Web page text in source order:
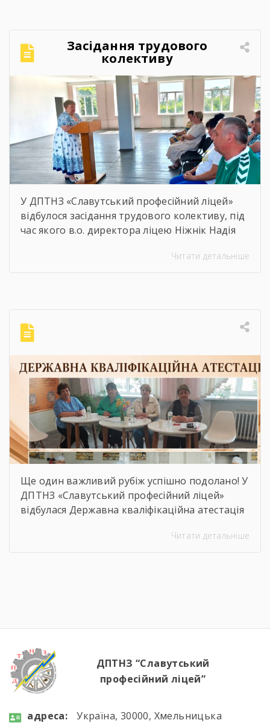
відволіктися від буденності […]
Засідання трудового
колективу
У ДПТНЗ «Славутський професійний ліцей»
відбулося засідання трудового колективу, під
час якого в.о. директора ліцею Ніжнік Надія
діяльність закладу за 2025/2026 навчальний
розвитку ліцею.Особливо приємною
частиною зустрічі стало відзначення
працівників ліцею грамотами та подяками
[…]
Читати детальніше
Ще один важливий рубіж успішно подолано! У
ДПТНЗ «Славутський професійний ліцей»
відбулася Державна кваліфікаційна атестація
Кондитер». За кожною стравою, кожним
Вітаємо майбутніх кухарів і кондитерів із […]
Читати детальніше
ДПТНЗ “Славутський
професійний ліцей”
aдресa:
Україна, 30000, Хмельницька